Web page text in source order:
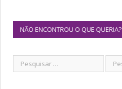
NÃO ENCONTROU O QUE QUERIA?